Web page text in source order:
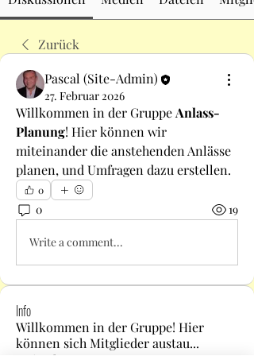
Zurück
Pascal (Site-Admin)
27. Februar 2026
Willkommen in der Gruppe Anlass-
Planung! Hier können wir
miteinander die anstehenden Anlässe
planen, und Umfragen dazu erstellen.
0
0 19
Write a comment...
Info
Willkommen in der Gruppe! Hier
können sich Mitglieder austau...